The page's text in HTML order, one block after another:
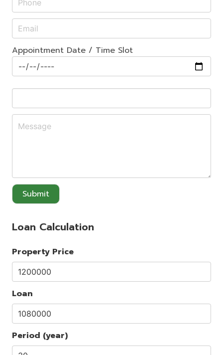
Appointment Date / Time Slot
Submit
Loan Calculation
Property Price
Loan
Period (year)